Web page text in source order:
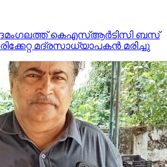
കെഎസ്ആർടിസി ബസ്
മദ്രസാധ്യാപകൻ മരിച്ചു